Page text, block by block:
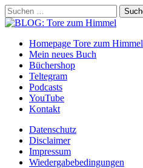
Suchen
nach:
Main
menu
Skip
content
Homepage Tore zum Himmel
Mein neues Buch
Büchershop
Teltegram
Podcasts
YouTube
Kontakt
Sub
menu
Datenschutz
Disclaimer
Impressum
Wiedergabebedingungen